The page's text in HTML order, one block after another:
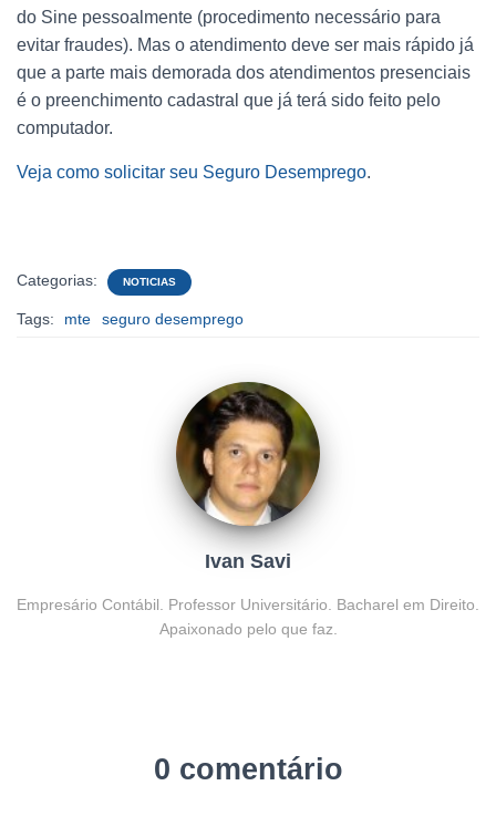
do Sine pessoalmente (procedimento necessário para
evitar fraudes). Mas o atendimento deve ser mais rápido já
que a parte mais demorada dos atendimentos presenciais
é o preenchimento cadastral que já terá sido feito pelo
computador.
Veja como solicitar seu Seguro Desemprego.
Categorias: NOTICIAS
Tags: mte seguro desemprego
Ivan Savi
Empresário Contábil. Professor Universitário. Bacharel em Direito.
Apaixonado pelo que faz.
0 comentário